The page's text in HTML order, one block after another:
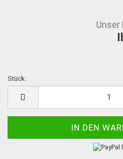
Unser
Stück: